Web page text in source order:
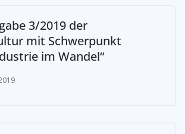
3/2019 der
mit Schwerpunkt
im Wandel“